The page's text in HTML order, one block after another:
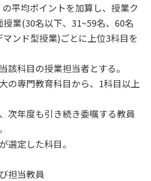
平均ポイントを加算し、授業ク
授業(30名以下、31~59名、60名
ンド型授業)ごとに上位3科目を
該科目の授業担当者とする。
の専門教育科目から、1科目以上
次年度も引き続き委嘱する教員
選定した科目。
担当教員